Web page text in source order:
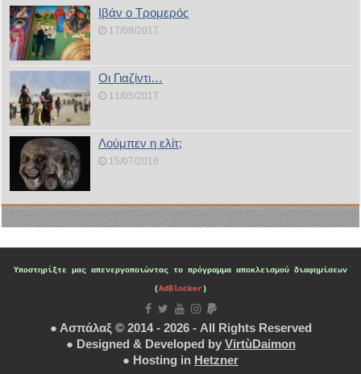
Ιβάν ο Τρομερός
17/09/2017
Οι Γιαζίντι…
11/05/2017
Λούμπεν η ελίτ;
15/07/2016
Υποστηρίξτε μας απενεργοποιώντας το πρόγραμμα αποκλεισμού διαφημίσεων
(AdBlocker)
● Ασπάλαξ © 2014 - 2026 - All Rights Reserved
● Designed & Developed by VirtùDaimon
● Hosting in Hetzner